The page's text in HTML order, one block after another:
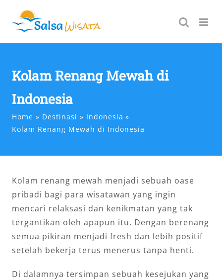
content
Kolam Renang Mewah di
Indonesia
Home Destinasi
Indonesia
Kolam Renang Mewah di Indonesia
Kolam renang mewah menjadi sebuah oase
pribadi bagi para wisatawan yang ingin
mencari relaksasi dan kenikmatan yang tak
tergantikan oleh apapun itu. Dengan berenang
semua pikiran menjadi fresh dan lebih positif
setelah bekerja terus menerus tanpa henti.
Di dalamnya tersimpan sebuah kesejukan yang